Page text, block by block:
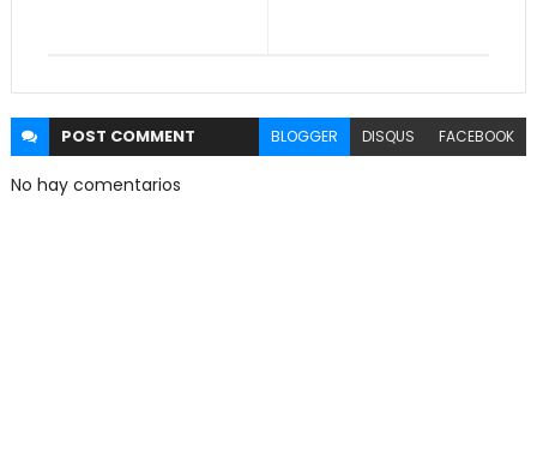
POST COMMENT BLOGGER DISQUS FACEBOOK
No hay comentarios